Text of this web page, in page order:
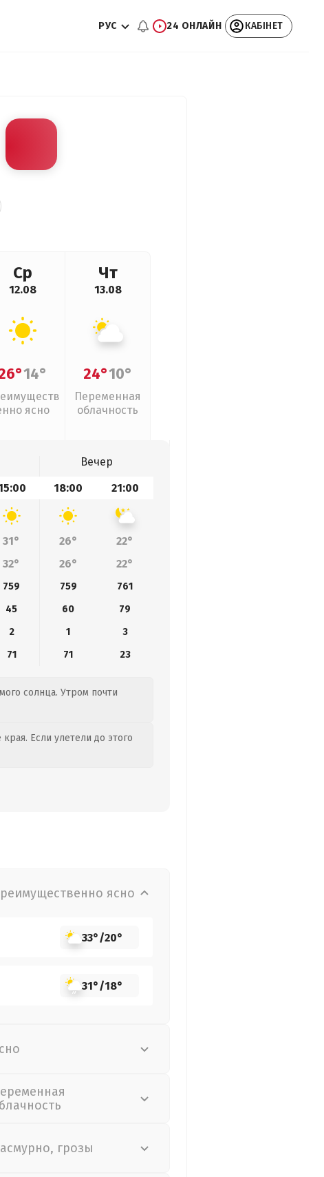
РУС 24 ОНЛАЙН КАБІНЕТ
Ср
12.08
14°
ясно
Чт
13.08
24°10°
Переменная
облачность
Вечер
18:00 21:00
31° 26°
22°
32° 26° 22°
759 759
761
45 60
79
2 1
3
71 71 23
солнца. Утром почти
Если улетели до этого
ясно
33°/20°
31°/18°
грозы